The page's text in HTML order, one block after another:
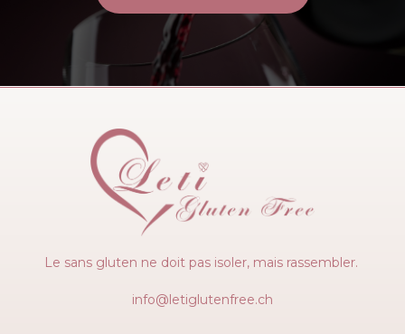
Le sans gluten ne doit pas isoler, mais rassembler.
info@letiglutenfree.ch